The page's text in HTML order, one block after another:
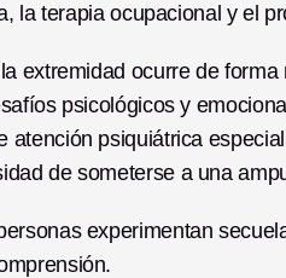
la terapia ocupacional y el
extremidad ocurre de
psicológicos y
atención psiquiátrica
de someterse a una
experimentan